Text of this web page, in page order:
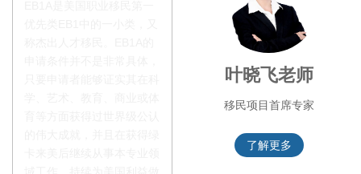
叶晓飞老师
移民项目首席专家
了解更多